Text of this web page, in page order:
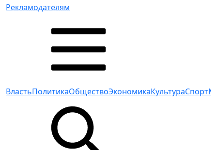
Рекламодателям
ВластьПолитикаОбществоЭкономикаКультураСпорт